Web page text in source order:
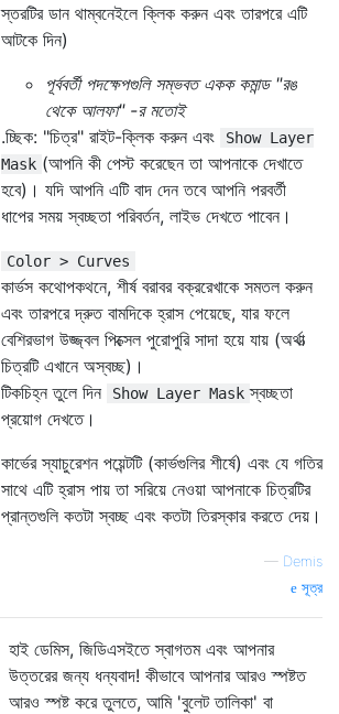
স্তরটির ডান থাম্বনেইলে ক্লিক করুন এবং তারপরে এটি
আটকে দিন)
পূর্ববর্তী পদক্ষেপগুলি সম্ভবত একক কমান্ড "রঙ
থেকে আলফা" -র মতোই
.চ্ছিক: "চিত্র" রাইট-ক্লিক করুন এবং
Show Layer
Mask (আপনি কী পেস্ট করেছেন তা আপনাকে দেখাতে
হবে)। যদি আপনি এটি বাদ দেন তবে আপনি পরবর্তী
ধাপের সময় স্বচ্ছতা পরিবর্তন, লাইভ দেখতে পাবেন।
Color > Curves
কার্ভস কথোপকথনে, শীর্ষ বরাবর বক্ররেখাকে সমতল করুন
এবং তারপরে দ্রুত বামদিকে হ্রাস পেয়েছে, যার ফলে
বেশিরভাগ উজ্জ্বল পিক্সেল পুরোপুরি সাদা হয়ে যায় (অর্থাত্‍
চিত্রটি এখানে অস্বচ্ছ)।
টিকচিহ্ন তুলে দিন
Show Layer Mask স্বচ্ছতা
প্রয়োগ দেখতে।
কার্ভের স্যাচুরেশন পয়েন্টটি (কার্ভগুলির শীর্ষে) এবং যে গতির
সাথে এটি হ্রাস পায় তা সরিয়ে নেওয়া আপনাকে চিত্রটির
প্রান্তগুলি কতটা স্বচ্ছ এবং কতটা তিরস্কার করতে দেয়।
— Demis
সূত্র
হাই ডেমিস, জিডিএসইতে স্বাগতম এবং আপনার
উত্তরের জন্য ধন্যবাদ! কীভাবে আপনার আরও স্পষ্টত
আরও স্পষ্ট করে তুলতে, আমি 'বুলেট তালিকা' বা